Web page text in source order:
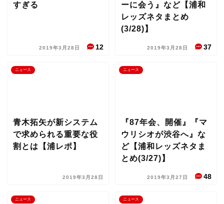
すぎる
2019年3月28日 12
ーに会う』など【浦和
レッズネタまとめ
(3/28)】
2019年3月28日 37
ニュース
青木拓矢が新システム
で求められる重要な役
割とは【浦レポ】
2019年3月28日
ニュース
『87年会、開催』『マ
ウリシオが渋谷へ』な
ど【浦和レッズネタま
とめ(3/27)】
2019年3月27日 48
ニュース ニュース